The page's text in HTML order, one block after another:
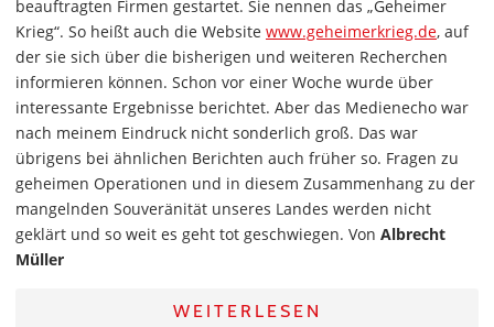
beauftragten Firmen gestartet. Sie nennen das „Geheimer
Krieg“. So heißt auch die Website www.geheimerkrieg.de, auf
der sie sich über die bisherigen und weiteren Recherchen
informieren können. Schon vor einer Woche wurde über
interessante Ergebnisse berichtet. Aber das Medienecho war
nach meinem Eindruck nicht sonderlich groß. Das war
übrigens bei ähnlichen Berichten auch früher so. Fragen zu
geheimen Operationen und in diesem Zusammenhang zu der
mangelnden Souveränität unseres Landes werden nicht
geklärt und so weit es geht tot geschwiegen. Von Albrecht
Müller
WEITERLESEN